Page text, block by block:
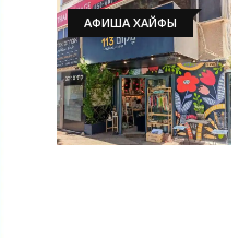
АФИША ХАЙФЫ